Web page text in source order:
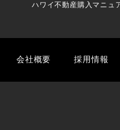
ハワイ不動産購入マニュ
会社概要 採用情報